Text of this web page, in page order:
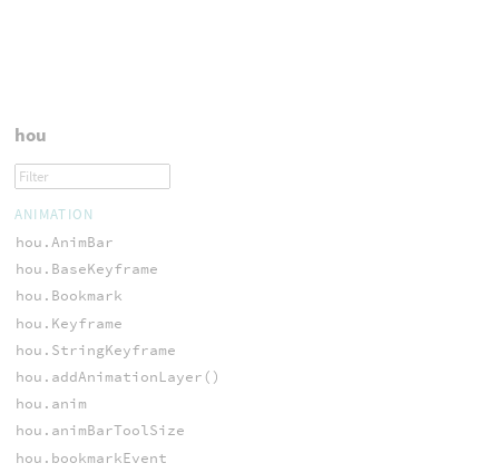
hou
ANIMATION
hou.AnimBar
hou.BaseKeyframe
hou.Bookmark
hou.Keyframe
hou.StringKeyframe
hou.addAnimationLayer()
hou.anim
hou.animBarToolSize
hou.bookmarkEvent